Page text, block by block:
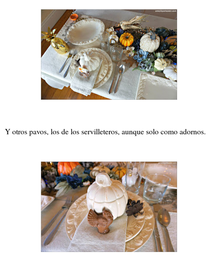
Y otros pavos, los de los servilleteros, aunque solo como adornos.